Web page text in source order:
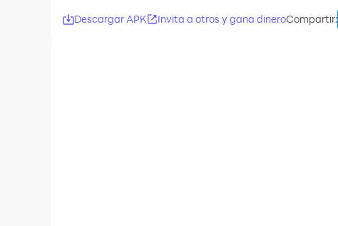
Descargar APK Invita a otros y gana dineroCompartir: